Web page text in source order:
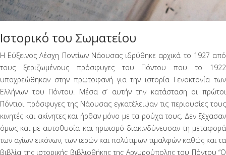
Ιστορικό του Σωματείου
Η Εύξεινος Λέσχη Ποντίων Νάουσας ιδρύθηκε αρχικά το 1927 από
τους ξεριζωμένους πρόσφυγες του Πόντου που το 1922
υποχρεώθηκαν στην πρωτοφανή για την ιστορία Γενοκτονία των
Ελλήνων του Πόντου. Μέσα σ’ αυτήν την κατάσταση οι πρώτοι
Πόντιοι πρόσφυγες της Νάουσας εγκατέλειψαν τις περιουσίες τους
κινητές και ακίνητες και ήρθαν μόνο με τα ρούχα τους. Δεν ξέχασαν
όμως και με αυτοθυσία και ηρωισμό διακινδύνευσαν τη μεταφορά
των αγίων εικόνων, των ιερών και πολύτιμων τιμαλφών καθώς και τα
βιβλία της ιστορικής βιβλιοθήκης της Αργυρούπολης του Πόντου “Ο